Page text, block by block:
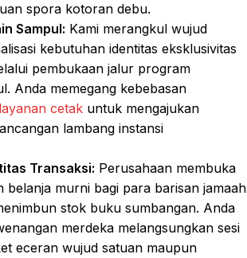
spora kotoran debu.
Sampul: Kami merangkul wujud
kebutuhan identitas eksklusivitas
pembukaan jalur program
Anda memegang kebebasan
layanan cetak untuk mengajukan
lambang instansi
Transaksi: Perusahaan membuka
belanja murni bagi para barisan jamaah
stok buku sumbangan. Anda
merdeka melangsungkan sesi
eceran wujud satuan maupun